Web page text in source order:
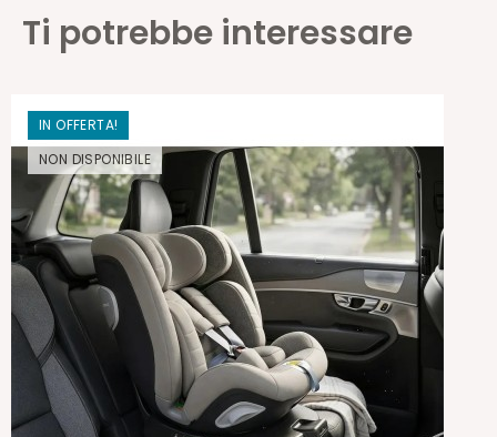
Ti potrebbe interessare
IN OFFERTA!
NON DISPONIBILE